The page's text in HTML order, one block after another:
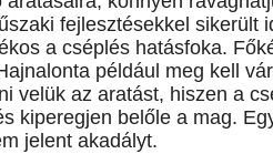
fejlesztésekkel sikerült
a cséplés hatásfoka.
például meg kell
velük az aratást, hiszen a
kiperegjen belőle a mag.
jelent akadályt.